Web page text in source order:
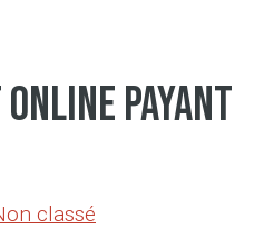
online payant
classé